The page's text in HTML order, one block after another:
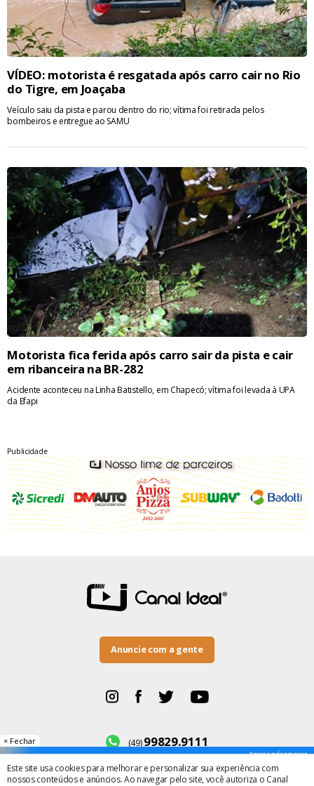
VÍDEO: motorista é resgatada após carro cair no Rio
do Tigre, em Joaçaba
Veículo saiu da pista e parou dentro do rio; vítima foi retirada pelos
bombeiros e entregue ao SAMU
Motorista fica ferida após carro sair da pista e cair
em ribanceira na BR-282
Acidente aconteceu na Linha Batistello, em Chapecó; vítima foi levada à UPA
da Efapi
Publicidade
× Fechar
Este site usa cookies para melhorar e personalizar sua experiência com
nossos conteúdos e anúncios. Ao navegar pelo site, você autoriza o Canal
Anuncie com a gente
(49)99829.9111
BR-282, número 500